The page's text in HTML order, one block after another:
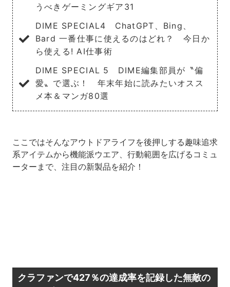
うべきゲーミングギア31
DIME SPECIAL4 ChatGPT、Bing、
Bard 一番仕事に使えるのはどれ？ 今日か
ら使える! AI仕事術
DIME SPECIAL 5 DIME編集部員が〝偏
愛〟で選ぶ！ 年末年始に読みたいオスス
メ本＆マンガ80選
ここではそんなアウトドアライフを後押しする趣味追求
系アイテムから機能派ウエア、行動範囲を広げるコミュ
ーターまで、注目の新製品を紹介！
クラファンで427％の達成率を記録した無敵の